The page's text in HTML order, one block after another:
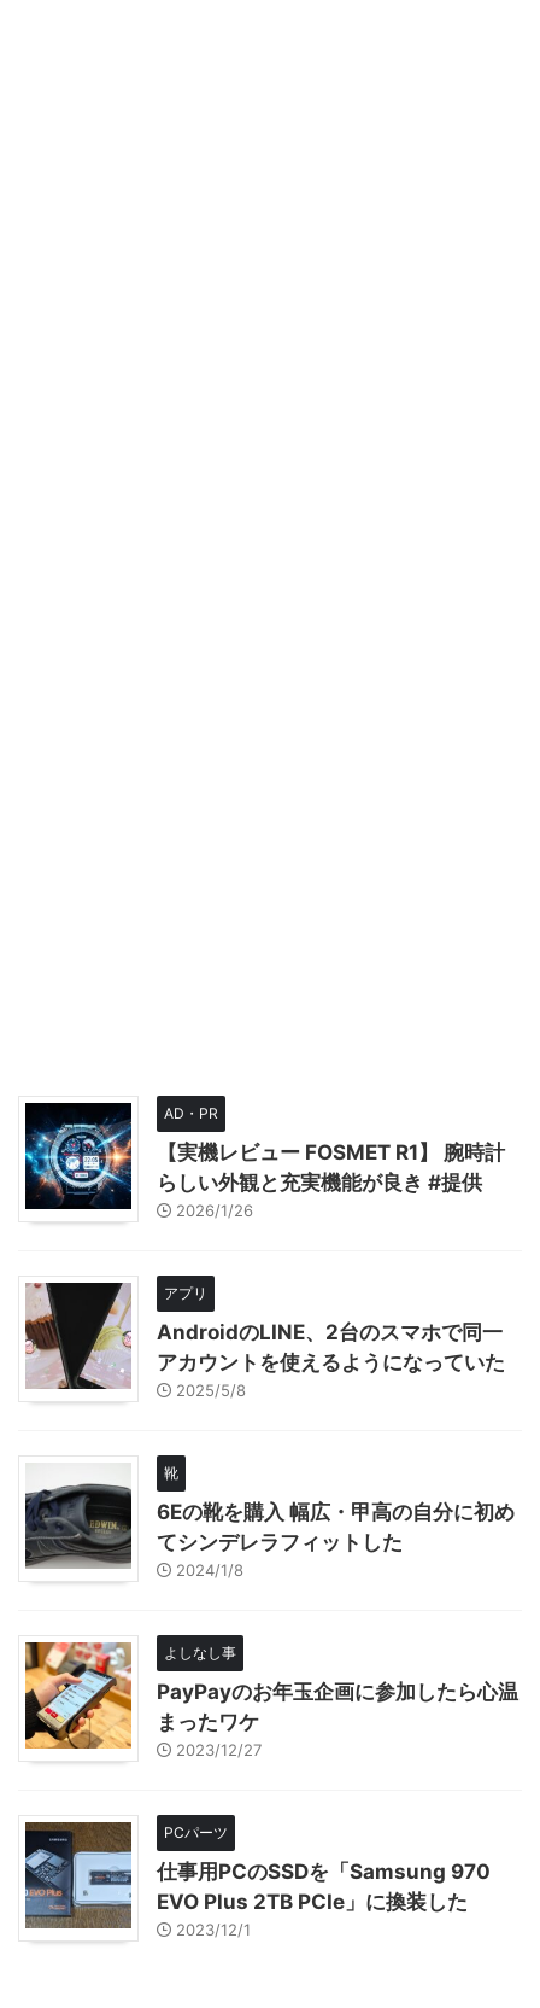
AD・PR
【実機レビュー FOSMET R1】 腕時計
らしい外観と充実機能が良き #提供
2026/1/26
アプリ
AndroidのLINE、2台のスマホで同一
アカウントを使えるようになっていた
2025/5/8
靴
6Eの靴を購入 幅広・甲高の自分に初め
てシンデレラフィットした
2024/1/8
よしなし事
PayPayのお年玉企画に参加したら心温
まったワケ
2023/12/27
PCパーツ
仕事用PCのSSDを「Samsung 970
EVO Plus 2TB PCIe」に換装した
2023/12/1